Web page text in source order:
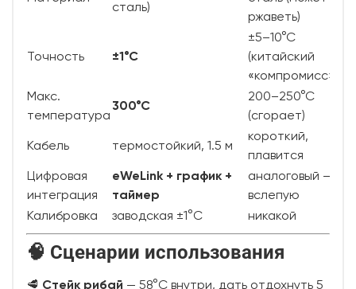
сталь)
ржаветь)
Точность ±1°C
±5–10°C
(китайский
«компромисс»)
Макс.
температура
300°C
200–250°C
(сгорает)
Кабель термостойкий, 1.5 м
короткий,
плавится
Цифровая
интеграция
eWeLink + график +
таймер
аналоговый —
вслепую
Калибровка
заводская ±1°C никакой
🧠 Сценарии использования
🥩 Стейк рибай — 58°C внутри, дать отдохнуть 5